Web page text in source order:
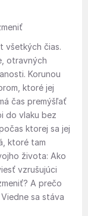
všetkých čias.
otravných
Korunou
ktoré jej
čas premýšľať
do vlaku bez
ktorej sa jej
ktoré tam
života: Ako
vzrušujúci
A prečo
sa stáva